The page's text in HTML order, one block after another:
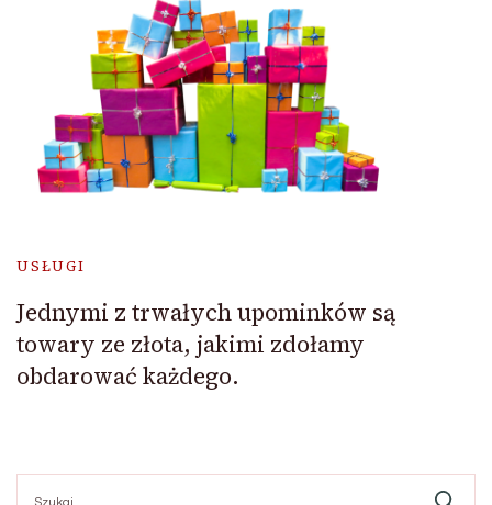
USŁUGI
Jednymi z trwałych upominków są
towary ze złota, jakimi zdołamy
obdarować każdego.